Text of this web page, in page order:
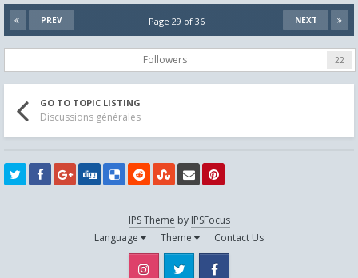
PREV NEXT
Page 29 of 36
Followers 22
GO TO TOPIC LISTING
Discussions générales
IPS Theme by IPSFocus
Language
Theme Contact Us
Instagram Twitter